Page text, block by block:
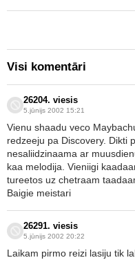
Visi komentāri
26204. viesis
5.jūnijs 2002 15:21
Vienu shaadu veco
redzeeju pa Discovery. Dikti
nesaliidzinaama ar
kaa melodija. Vieniigi
tureetos uz chetraam
Baigie meistari
26291. viesis
5.jūnijs 2002 20:22
Laikam pirmo reizi lasiju tik